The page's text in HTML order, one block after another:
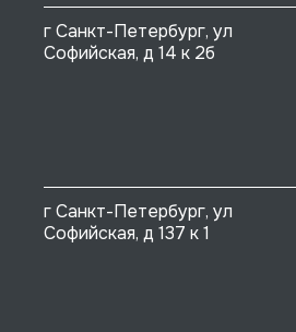
г Санкт-Петербург, ул
Софийская, д 14 к 2б
г Санкт-Петербург, ул
Софийская, д 137 к 1